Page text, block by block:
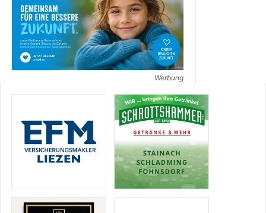
Werbung